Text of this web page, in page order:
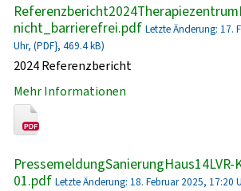
nicht_barrierefrei.pdf Letzte Änderung: 17.
Uhr, (PDF}, 469.4 kB)
2024 Referenzbericht
Mehr Informationen
01.pdf Letzte Änderung: 18. Februar 2025, 17:20